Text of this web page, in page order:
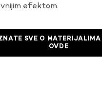
efektom.
SVE O
OVDE